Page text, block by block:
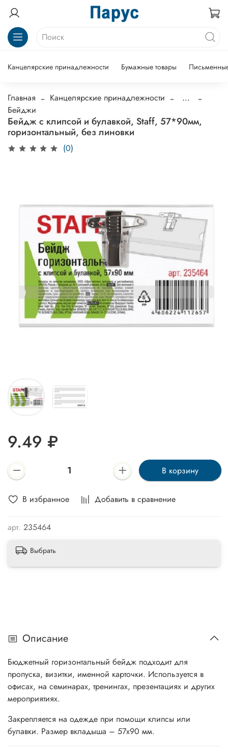
Канцелярские принадлежности Бумажные товары
Главная Канцелярские принадлежности
...
Бейджи
Бейдж с клипсой и булавкой, Staff, 57*90мм,
горизонтальный, без линовки
(0)
В избранное Добавить в сравнение
арт. 235464
9.49 ₽
В корзину
Выбрать
Описание
Бюджетный горизонтальный бейдж подходит для
пропуска, визитки, именной карточки. Используется в
офисах, на семинарах, тренингах, презентациях и других
мероприятиях.
Закрепляется на одежде при помощи клипсы или
булавки. Размер вкладыша – 57х90 мм.